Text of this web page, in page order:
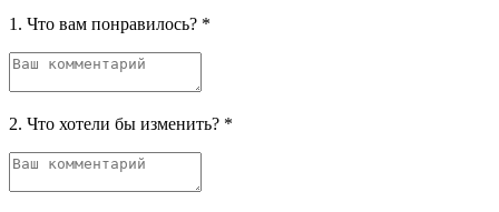
1. Что вам понравилось? *
2. Что хотели бы изменить? *